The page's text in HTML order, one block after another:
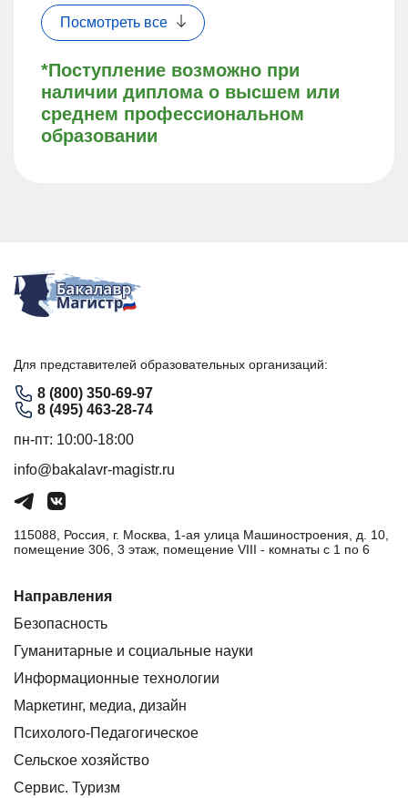
*Поступление возможно при
наличии диплома о высшем или
среднем профессиональном
образовании
Посмотреть все
Для представителей образовательных организаций:
8 (800) 350-69-97
8 (495) 463-28-74
пн-пт: 10:00-18:00
info@bakalavr-magistr.ru
115088, Россия, г. Москва, 1-ая улица Машиностроения, д. 10,
помещение 306, 3 этаж, помещение VIII - комнаты с 1 по 6
Направления
Безопасность
Гуманитарные и социальные науки
Информационные технологии
Маркетинг, медиа, дизайн
Психолого-Педагогическое
Сельское хозяйство
Сервис. Туризм